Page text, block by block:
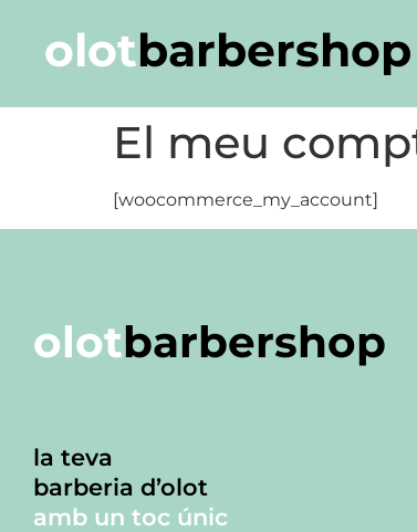
olotbarbershop
El meu
[woocommerce_my_account]
olotbarbershop
la teva
barberia d’olot
amb un toc únic